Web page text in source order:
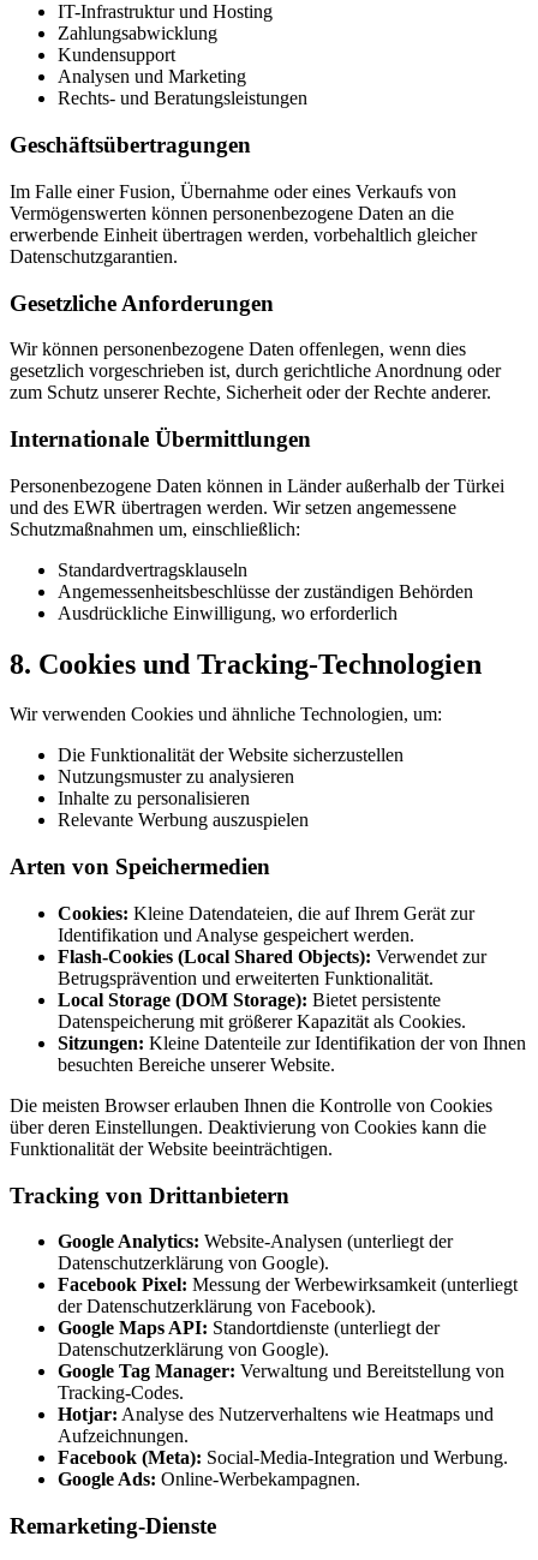
IT-Infrastruktur und Hosting
Zahlungsabwicklung
Kundensupport
Analysen und Marketing
Rechts- und Beratungsleistungen
Geschäftsübertragungen
Im Falle einer Fusion, Übernahme oder eines Verkaufs von
Vermögenswerten können personenbezogene Daten an die
erwerbende Einheit übertragen werden, vorbehaltlich gleicher
Datenschutzgarantien.
Gesetzliche Anforderungen
Wir können personenbezogene Daten offenlegen, wenn dies
gesetzlich vorgeschrieben ist, durch gerichtliche Anordnung oder
zum Schutz unserer Rechte, Sicherheit oder der Rechte anderer.
Internationale Übermittlungen
Personenbezogene Daten können in Länder außerhalb der Türkei
und des EWR übertragen werden. Wir setzen angemessene
Schutzmaßnahmen um, einschließlich:
Standardvertragsklauseln
Angemessenheitsbeschlüsse der zuständigen Behörden
Ausdrückliche Einwilligung, wo erforderlich
8. Cookies und Tracking-Technologien
Wir verwenden Cookies und ähnliche Technologien, um:
Die Funktionalität der Website sicherzustellen
Nutzungsmuster zu analysieren
Inhalte zu personalisieren
Relevante Werbung auszuspielen
Arten von Speichermedien
Cookies: Kleine Datendateien, die auf Ihrem Gerät zur
Identifikation und Analyse gespeichert werden.
Flash-Cookies (Local Shared Objects): Verwendet zur
Betrugsprävention und erweiterten Funktionalität.
Local Storage (DOM Storage): Bietet persistente
Datenspeicherung mit größerer Kapazität als Cookies.
Sitzungen: Kleine Datenteile zur Identifikation der von Ihnen
besuchten Bereiche unserer Website.
Die meisten Browser erlauben Ihnen die Kontrolle von Cookies
über deren Einstellungen. Deaktivierung von Cookies kann die
Funktionalität der Website beeinträchtigen.
Tracking von Drittanbietern
Google Analytics: Website-Analysen (unterliegt der
Datenschutzerklärung von Google).
Facebook Pixel: Messung der Werbewirksamkeit (unterliegt
der Datenschutzerklärung von Facebook).
Google Maps API: Standortdienste (unterliegt der
Datenschutzerklärung von Google).
Google Tag Manager: Verwaltung und Bereitstellung von
Tracking-Codes.
Hotjar: Analyse des Nutzerverhaltens wie Heatmaps und
Aufzeichnungen.
Facebook (Meta): Social-Media-Integration und Werbung.
Google Ads: Online-Werbekampagnen.
Remarketing-Dienste